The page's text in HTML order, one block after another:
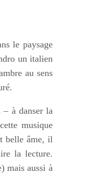
le paysage
un italien
au sens
– à danser la
musique
belle âme, il
la lecture.
mais aussi à